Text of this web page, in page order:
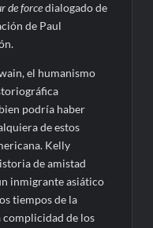
de forcedialogado de
de Paul
el humanismo
bien podría haber
de estos
Kelly
de amistad
inmigrante asiático
tiempos de la
de los